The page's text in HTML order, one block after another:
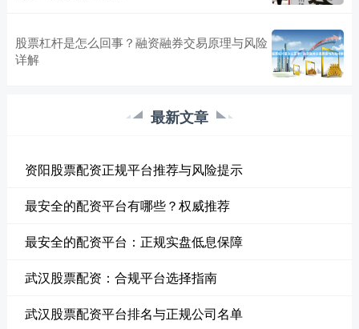
股票杠杆是怎么回事？融资融券交易原理与风险
详解
最新文章
资阳股票配资正规平台推荐与风险提示
最安全的配资平台有哪些？权威推荐
最安全的配资平台：正规实盘低息保障
武汉股票配资：合规平台选择指南
武汉股票配资平台排名与正规公司名单